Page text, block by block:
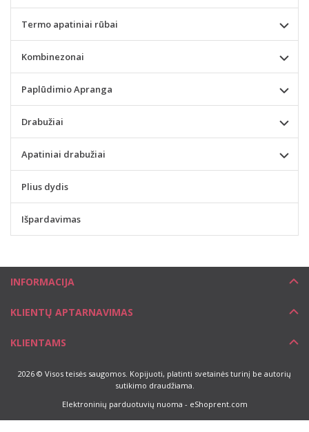
Termo apatiniai rūbai
Kombinezonai
Paplūdimio Apranga
Drabužiai
Apatiniai drabužiai
Plius dydis
Išpardavimas
INFORMACIJA
KLIENTŲ APTARNAVIMAS
KLIENTAMS
2026 © Visos teisės saugomos. Kopijuoti, platinti svetainės turinį be autorių
sutikimo draudžiama.
Elektroninių parduotuvių nuoma - eShoprent.com